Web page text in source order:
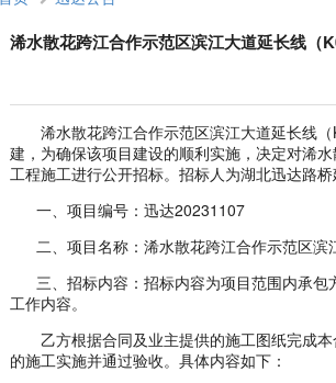
浠水散花跨江合作示范区滨江大道延长线（
浠水散花跨江合作示范区滨江大道延长线（
建，为确保该项目建设的顺利实施，决定对浠
工程施工进行公开招标。招标人为湖北迅达路
一、项目编号：迅达20231107
二、项目名称：浠水散花跨江合作示范区滨
三、招标内容：招标内容为项目范围内承包
工作内容。
乙方根据合同及业主提供的施工图纸完成本
的施工实施并通过验收。具体内容如下：